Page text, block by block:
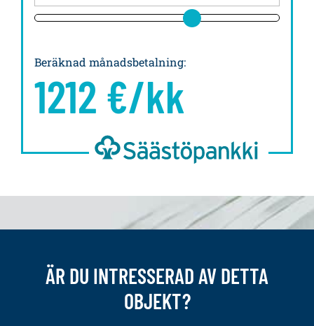
Beräknad månadsbetalning:
1212 €/kk
ÄR DU INTRESSERAD AV DETTA
OBJEKT?